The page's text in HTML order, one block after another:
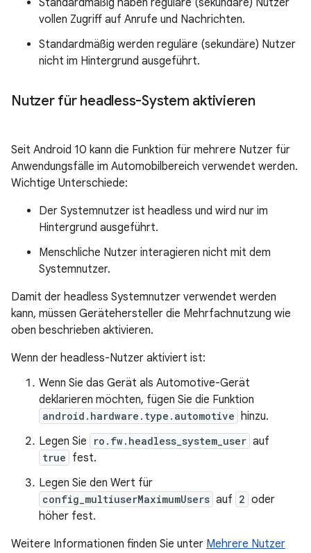
Standardmäßig haben reguläre (sekundäre) Nutzer
vollen Zugriff auf Anrufe und Nachrichten.
Standardmäßig werden reguläre (sekundäre) Nutzer
nicht im Hintergrund ausgeführt.
Nutzer für headless-System aktivieren
Seit Android 10 kann die Funktion für mehrere Nutzer für
Anwendungsfälle im Automobilbereich verwendet werden.
Wichtige Unterschiede:
Der Systemnutzer ist headless und wird nur im
Hintergrund ausgeführt.
Menschliche Nutzer interagieren nicht mit dem
Systemnutzer.
Damit der headless Systemnutzer verwendet werden
kann, müssen Gerätehersteller die Mehrfachnutzung wie
oben beschrieben aktivieren.
Wenn der headless-Nutzer aktiviert ist:
Wenn Sie das Gerät als Automotive-Gerät
deklarieren möchten, fügen Sie die Funktion
android.hardware.type.automotive hinzu.
Legen Sie
ro.fw.headless_system_user auf
true fest.
Legen Sie den Wert für
config_multiuserMaximumUsers auf 2 oder
höher fest.
Weitere Informationen finden Sie unter Mehrere Nutzer